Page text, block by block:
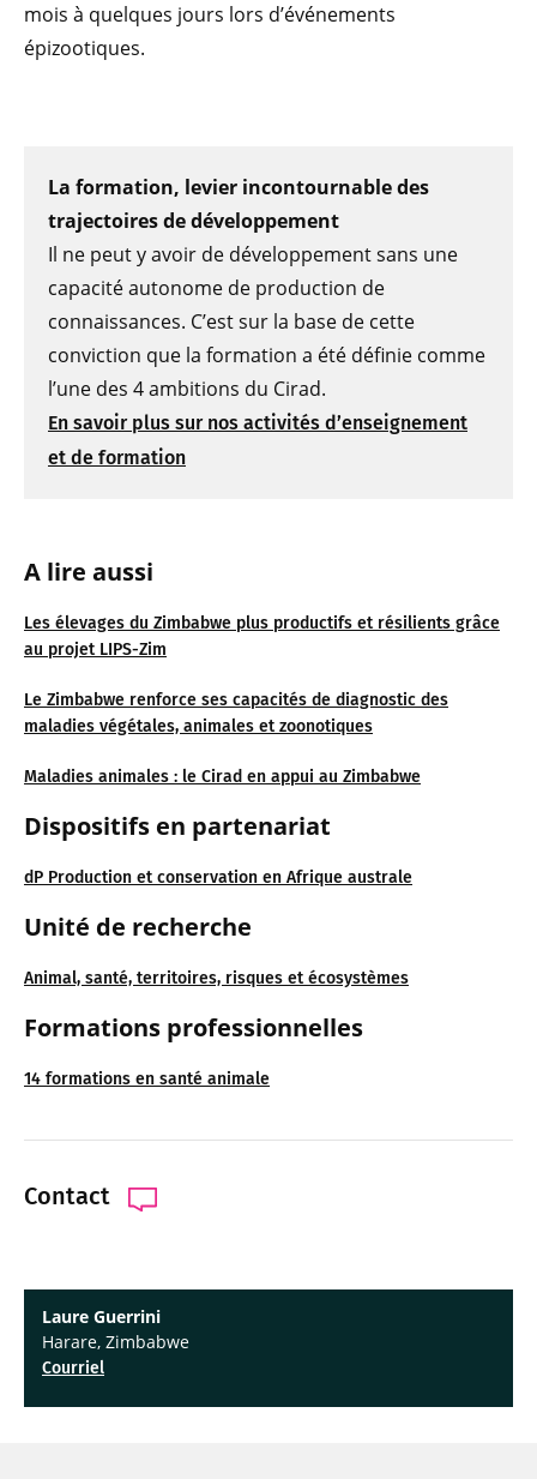
A lire aussi
Les élevages du Zimbabwe plus productifs et résilients grâce
au projet LIPS-Zim
Le Zimbabwe renforce ses capacités de diagnostic des
maladies végétales, animales et zoonotiques
Maladies animales : le Cirad en appui au Zimbabwe
Dispositifs en partenariat
dP Production et conservation en Afrique australe
Unité de recherche
Animal, santé, territoires, risques et écosystèmes
Formations professionnelles
14 formations en santé animale
Contact
Laure Guerrini
Harare, Zimbabwe
Courriel
mois à quelques jours lors d’événements
épizootiques.
La formation, levier incontournable des
trajectoires de développement
Il ne peut y avoir de développement sans une
capacité autonome de production de
connaissances. C’est sur la base de cette
conviction que la formation a été définie comme
l’une des 4 ambitions du Cirad.
En savoir plus sur nos activités d’enseignement
et de formation